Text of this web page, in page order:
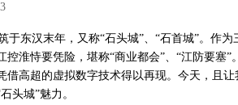
东汉末年，又称“石头城”、“石首城”。作为
控淮恃要凭险，堪称“商业都会”、“江防要塞
借高超的虚拟数字技术得以再现。今天，且
头城”魅力。